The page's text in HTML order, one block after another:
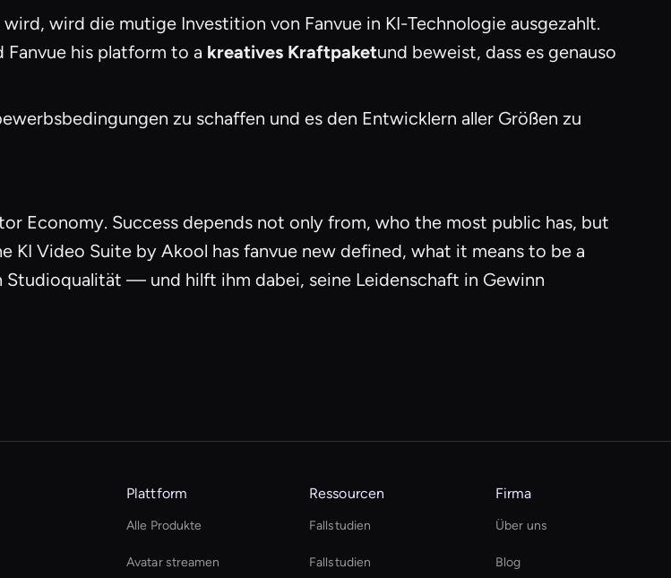
wird die mutige Investition von Fanvue in KI-Technologie ausgezahlt.
his platform to a kreatives Kraftpaketund beweist, dass es genauso
zu schaffen und es den Entwicklern aller Größen zu
Economy. Success depends not only from, who the most public has, but
Video Suite by Akool has fanvue new defined, what it means to be a
— und hilft ihm dabei, seine Leidenschaft in Gewinn
Plattform
Alle Produkte
Avatar streamen
Ressourcen
Fallstudien
Fallstudien
Firma
Über uns
Blog